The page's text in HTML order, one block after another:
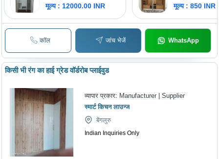
मूल्य : 12000.00 INR
मूल्य : 850 INR
कॉल जांच भेजें WhatsApp
किसी भी रंग का हाई ग्रेड वॉर्डरोब प्लाईवुड
व्यापार प्रकार: Manufacturer | Supplier
स्मार्ट किचन लाउन्ज
बेंगलुरु
Indian Inquiries Only